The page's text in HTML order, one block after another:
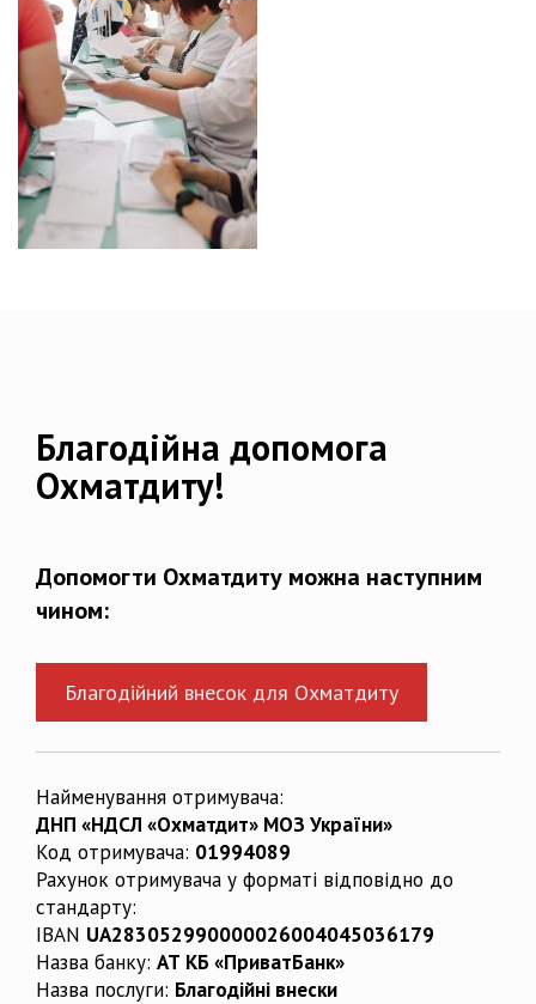
Благодійна допомога
Охматдиту!
Допомогти Охматдиту можна наступним
чином:
Благодійний внесок для Охматдиту
Найменування отримувача:
ДНП «НДСЛ «Охматдит» МОЗ України»
Код отримувача: 01994089
Рахунок отримувача у форматі відповідно до
стандарту:
IBAN UA283052990000026004045036179
Назва банку: АТ КБ «ПриватБанк»
Назва послуги: Благодійні внески